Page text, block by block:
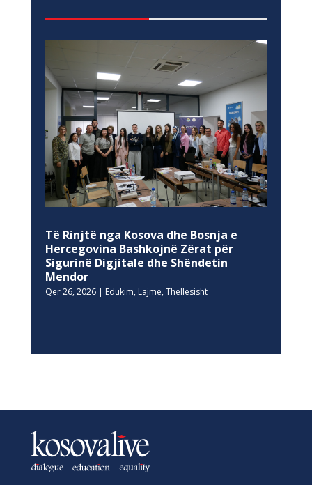
Të Rinjtë nga Kosova dhe Bosnja e
Hercegovina Bashkojnë Zërat për
Sigurinë Digjitale dhe Shëndetin
Mendor
Qer 26, 2026| Edukim, Lajme, Thellesisht